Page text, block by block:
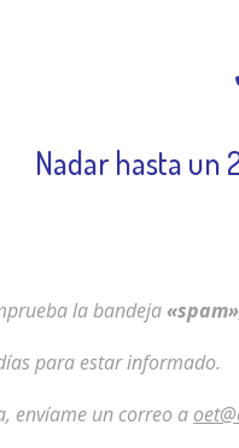
Nadar hasta un
la bandeja
para estar informado.
envíame un correo a